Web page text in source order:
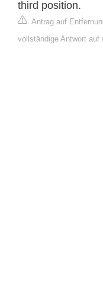
third position.
Antrag auf
vollständige Antwort auf